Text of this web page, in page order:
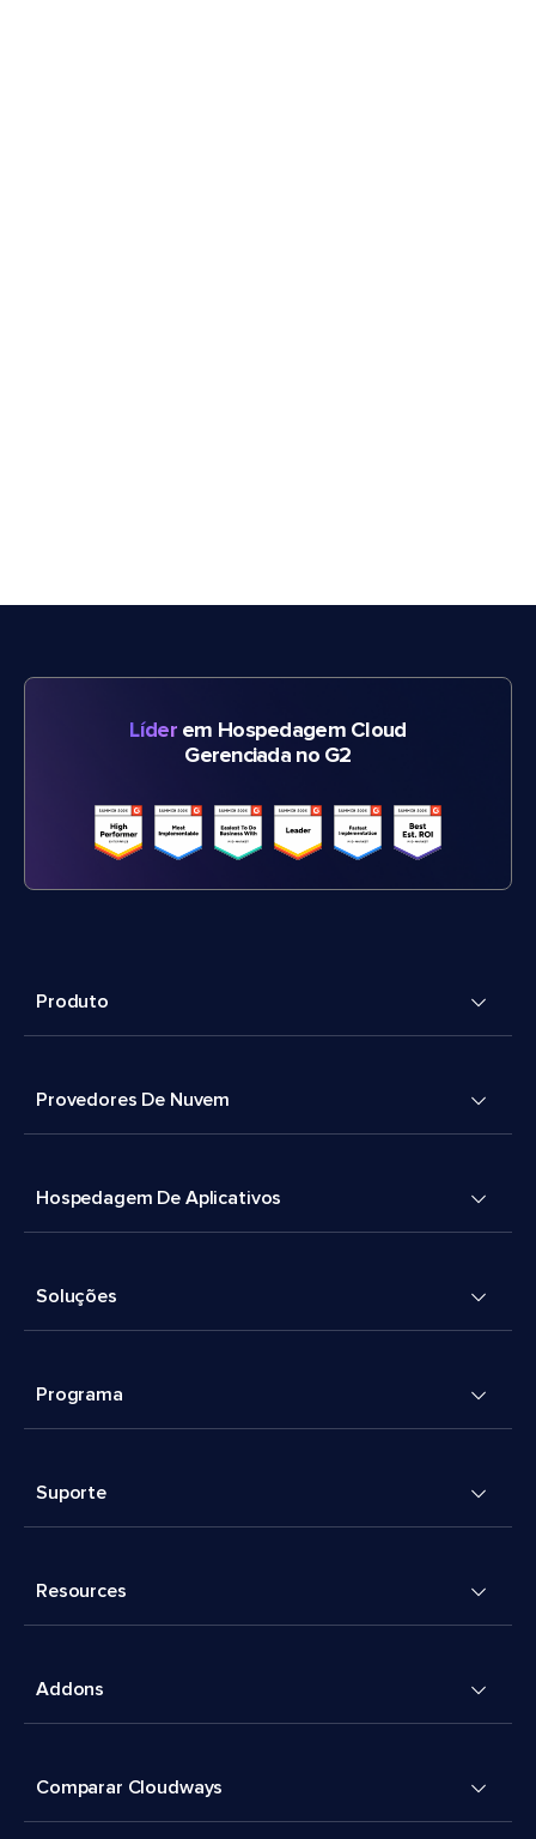
Líderem Hospedagem Cloud
Gerenciada no G2
Produto
Provedores De Nuvem
Hospedagem De Aplicativos
Soluções
Programa
Suporte
Resources
Addons
Comparar Cloudways